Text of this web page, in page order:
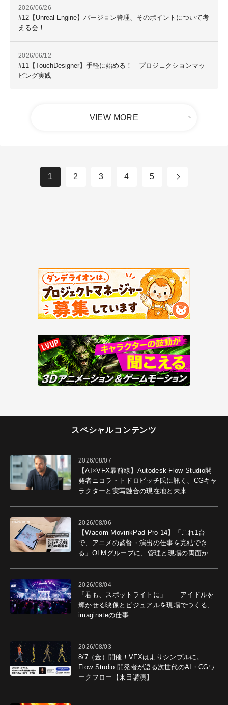
2026/06/26
#12【Unreal Engine】バージョン管理、そのポイントについて考
える会！
2026/06/12
#11【TouchDesigner】手軽に始める！ プロジェクションマッ
ピング実践
VIEW MORE
1 2 3 4 5
スペシャルコンテンツ
2026/08/07
【AI×VFX最前線】Autodesk Flow Studio開
発者ニコラ・トドロビッチ氏に訊く、CGキャ
ラクターと実写融合の現在地と未来
2026/08/06
【Wacom MovinkPad Pro 14】「これ1台
で、アニメの監督・演出の仕事を完結でき
る」OLMグループに、管理と現場の両面から
2026/08/04
「君も、スポットライトに」――アイドルを
輝かせる映像とビジュアルを現場でつくる、
imaginateの仕事
2026/08/03
8/7（金）開催！VFXはよりシンプルに。
Flow Studio 開発者が語る次世代のAI・CGワ
ークフロー【来日講演】